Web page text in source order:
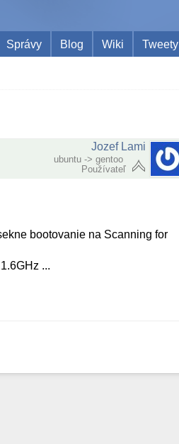
Správy Blog Wiki Tweety
Jozef Lami
ubuntu -> gentoo
Používateľ
bootovanie na Scanning for
...